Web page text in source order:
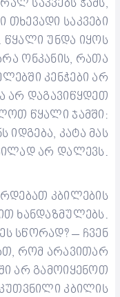
საკვებს ჭამს,
თხევადი საკვები
წყალი უნდა იყოს
ონკანის, რათა
კენჭები არ
არ დაგავიწყდეთ
წყალი ჯამში :
იდგება, კატა მას
არ დალევს.
კბილების
ხანდაზმულებს.
სწორად? – ჩვენ
რომ არავითარ
არ გამოიყენოთ
კბილის